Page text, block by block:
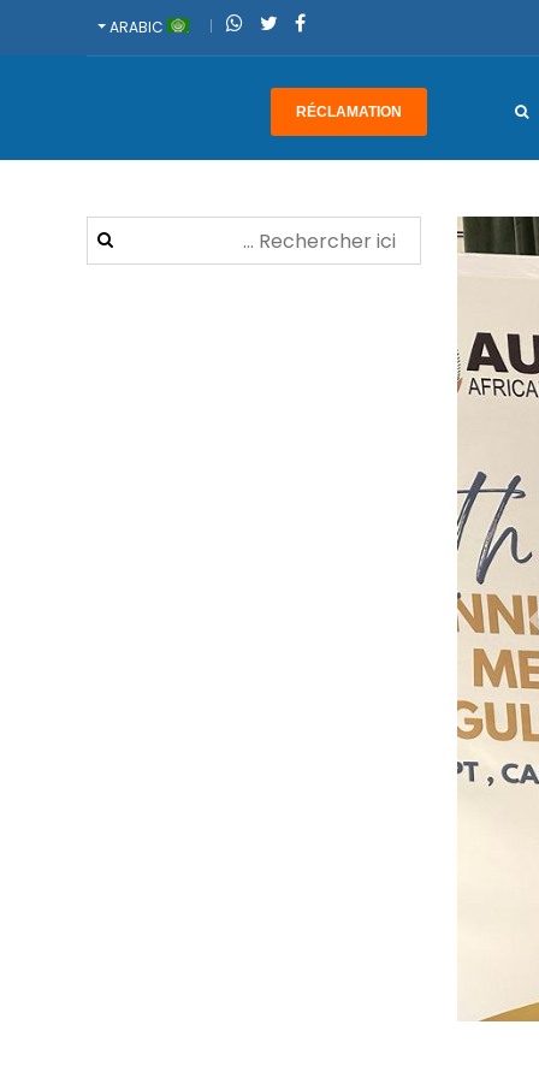
RÉCLAMATION
Previous